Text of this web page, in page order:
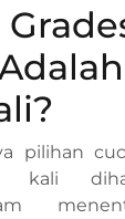
pilihan
kali